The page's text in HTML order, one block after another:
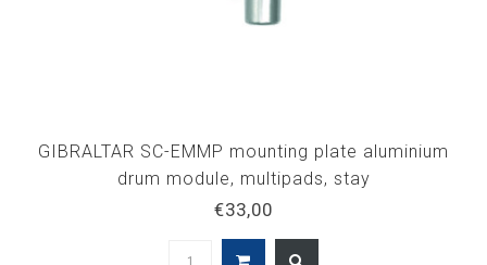
GIBRALTAR SC-EMMP mounting plate aluminium
drum module, multipads, stay
€33,00